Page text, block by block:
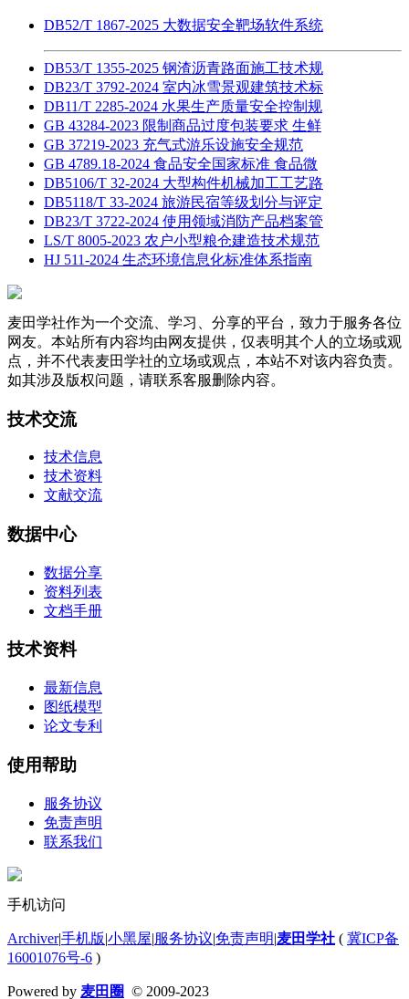
DB52/T 1867-2025 大数据安全靶场软件系统
DB53/T 1355-2025 钢渣沥青路面施工技术规
DB23/T 3792-2024 室内冰雪景观建筑技术标
DB11/T 2285-2024 水果生产质量安全控制规
GB 43284-2023 限制商品过度包装要求 生鲜
GB 37219-2023 充气式游乐设施安全规范
GB 4789.18-2024 食品安全国家标准 食品微
DB5106/T 32-2024 大型构件机械加工工艺路
DB5118/T 33-2024 旅游民宿等级划分与评定
DB23/T 3722-2024 使用领域消防产品档案管
LS/T 8005-2023 农户小型粮仓建造技术规范
HJ 511-2024 生态环境信息化标准体系指南
麦田学社作为一个交流、学习、分享的平台，致力于服务各位
网友。本站所有内容均由网友提供，仅表明其个人的立场或观
点，并不代表麦田学社的立场或观点，本站不对该内容负责。
如其涉及版权问题，请联系客服删除内容。
技术交流
技术信息
技术资料
文献交流
数据中心
数据分享
资料列表
文档手册
技术资料
最新信息
图纸模型
论文专利
使用帮助
服务协议
免责声明
联系我们
手机访问
Archiver|手机版|小黑屋|服务协议|免责声明|麦田学社 ( 冀ICP备
16001076号-6 )
Powered by 麦田圈 © 2009-2023